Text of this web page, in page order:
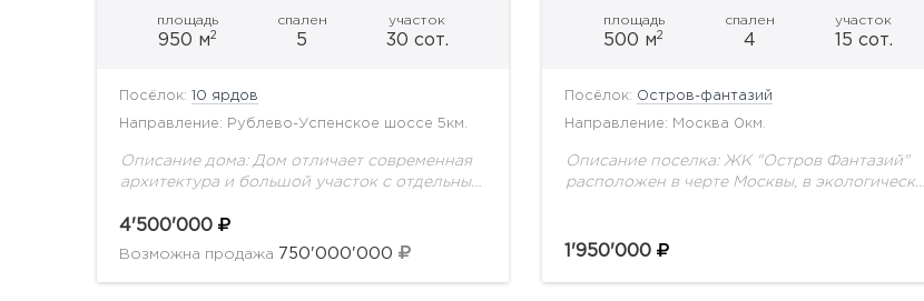
площадь
950 м2
спален
5
участок
30 сот.
Посёлок: 10 ярдов
Направление: Рублево-Успенское шоссе 5км.
Описание дома: Дом отличает современная
архитектура и большой участок с отдельным
оформлен в аренду! Большая площадь
остекления дома, благодаря чему дом...
4'500'000
Возможна продажа 750'000'000
площадь
500 м2
спален
4
участок
15 сот.
Посёлок: Остров-фантазий
Направление: Москва 0км.
Описание поселка: ЖК "Остров Фантазий"
расположен в черте Москвы, в экологически
из немногочисленных поселков с
1'950'000